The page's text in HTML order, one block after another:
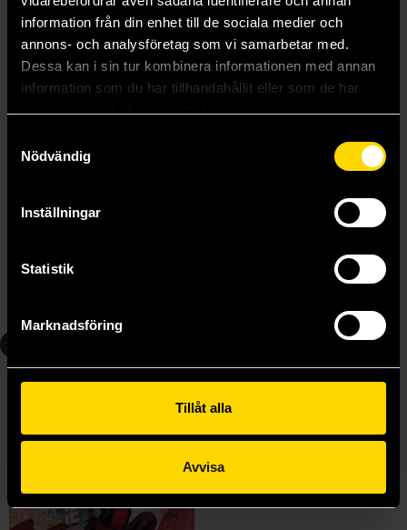
information från din enhet till de sociala medier och
annons- och analysföretag som vi samarbetar med.
Dessa kan i sin tur kombinera informationen med annan
information som du har tillhandahållit eller som de har
Nödvändig
Inställningar
Statistik
Marknadsföring
Tillåt alla
Avvisa
Daredevil by Chip Zdarsky Vol 5